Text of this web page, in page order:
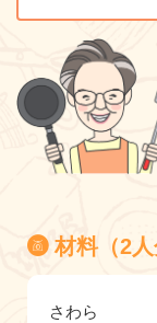
材料（2人
さわら